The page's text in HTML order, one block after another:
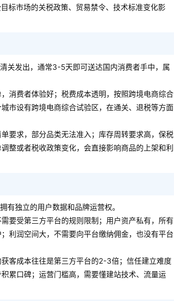
标市场的关税政策、贸易禁令、技术标准变化影
关发出，通常3-5天即可送达国内消费者手中，属
消费者体验好；税费成本透明，按照跨境电商综合
市设有跨境电商综合试验区，在通关、退税等方面
要求，部分品类无法准入；库存周转要求高，保税
整或者税收政策变化，会直接影响商品的上架和利
有独立的用户数据和品牌运营权。
要受第三方平台的规则限制；用户资产私有，所有
利润空间大，不需要向平台缴纳佣金，也没有平台
客成本往往是第三方平台的2-3倍；信任建立难度
累口碑；运营门槛高，需要懂建站技术、流量运